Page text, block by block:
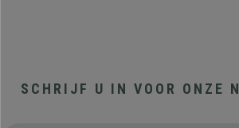
SCHRIJF U IN VOOR ONZE